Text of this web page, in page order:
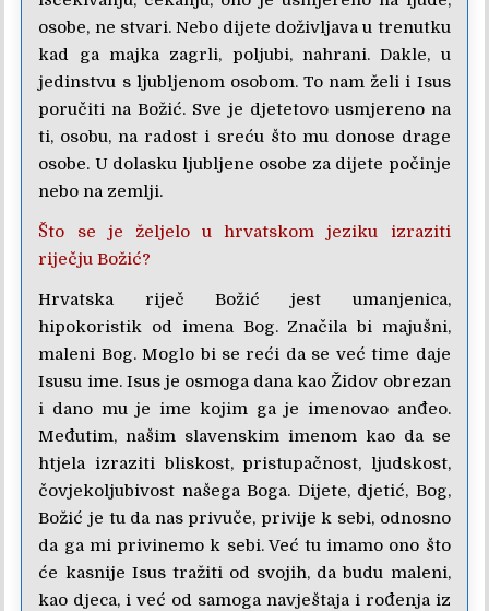
osobe, ne stvari. Nebo dijete doživljava u trenutku
kad ga majka zagrli, poljubi, nahrani. Dakle, u
jedinstvu s ljubljenom osobom. To nam želi i Isus
poručiti na Božić. Sve je djetetovo usmjereno na
ti, osobu, na radost i sreću što mu donose drage
osobe. U dolasku ljubljene osobe za dijete počinje
nebo na zemlji.
Što se je željelo u hrvatskom jeziku izraziti
riječju Božić?
Hrvatska riječ Božić jest umanjenica,
hipokoristik od imena Bog. Značila bi majušni,
maleni Bog. Moglo bi se reći da se već time daje
Isusu ime. Isus je osmoga dana kao Židov obrezan
i dano mu je ime kojim ga je imenovao anđeo.
Međutim, našim slavenskim imenom kao da se
htjela izraziti bliskost, pristupačnost, ljudskost,
čovjekoljubivost našega Boga. Dijete, djetić, Bog,
Božić je tu da nas privuče, privije k sebi, odnosno
da ga mi privinemo k sebi. Već tu imamo ono što
će kasnije Isus tražiti od svojih, da budu maleni,
kao djeca, i već od samoga navještaja i rođenja iz